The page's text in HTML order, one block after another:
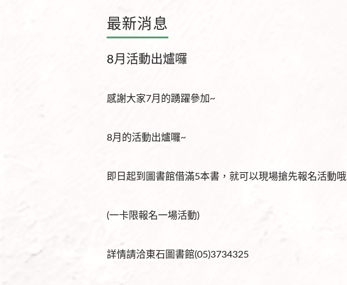
最新消息
8月活動出爐囉
感謝大家7月的踴躍參加~
8月的活動出爐囉~
即日起到圖書館借滿5本書，就可以現場搶先報名活動哦
(一卡限報名一場活動)
詳情請洽東石圖書館(05)3734325